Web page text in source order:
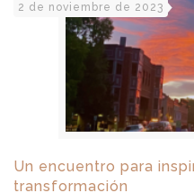
2 de noviembre de 2023
Un encuentro para
transformación